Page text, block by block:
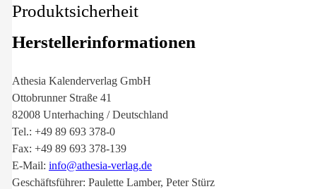
Produktsicherheit
Herstellerinformationen
Athesia Kalenderverlag GmbH
Ottobrunner Straße 41
82008 Unterhaching / Deutschland
Tel.: +49 89 693 378-0
Fax: +49 89 693 378-139
E-Mail: info@athesia-verlag.de
Geschäftsführer: Paulette Lamber, Peter Stürz